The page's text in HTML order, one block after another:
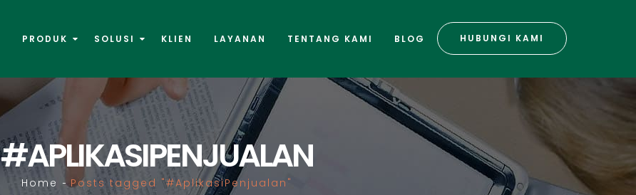
PRODUK SOLUSI KLIEN LAYANAN TENTANG KAMI BLOG HUBUNGI KAMI
#APLIKASIPENJUALAN
Home - Posts tagged "#AplikasiPenjualan"